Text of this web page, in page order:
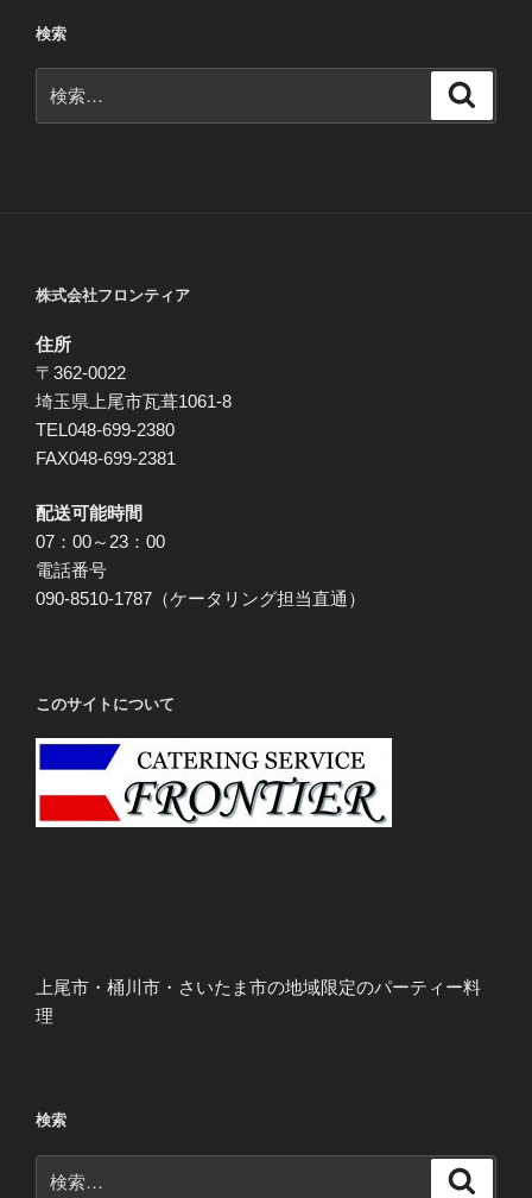
ビ
ー
シ
検索
索:
株式会社フロンティア
住所
〒362-0022
埼玉県上尾市瓦葺1061-8
TEL048-699-2380
FAX048-699-2381
配送可能時間
07：00～23：00
電話番号
090-8510-1787（ケータリング担当直通）
このサイトについて
上尾市・桶川市・さいたま市の地域限定のパーティー料
理
検索